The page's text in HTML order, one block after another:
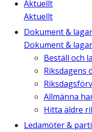
Aktuellt
Aktuellt
Dokument & lagar
Dokument & lagar
Beställ och
Riksdagens
Allmänna
Hitta äldre
Ledamöter &